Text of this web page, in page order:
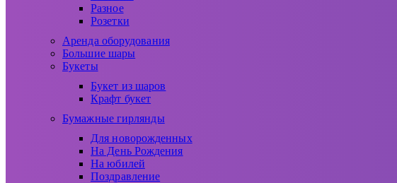
Разное
Розетки
Аренда оборудования
Большие шары
Букеты
Букет из шаров
Крафт букет
Бумажные гирлянды
Для новорожденных
На День Рождения
На юбилей
Поздравление